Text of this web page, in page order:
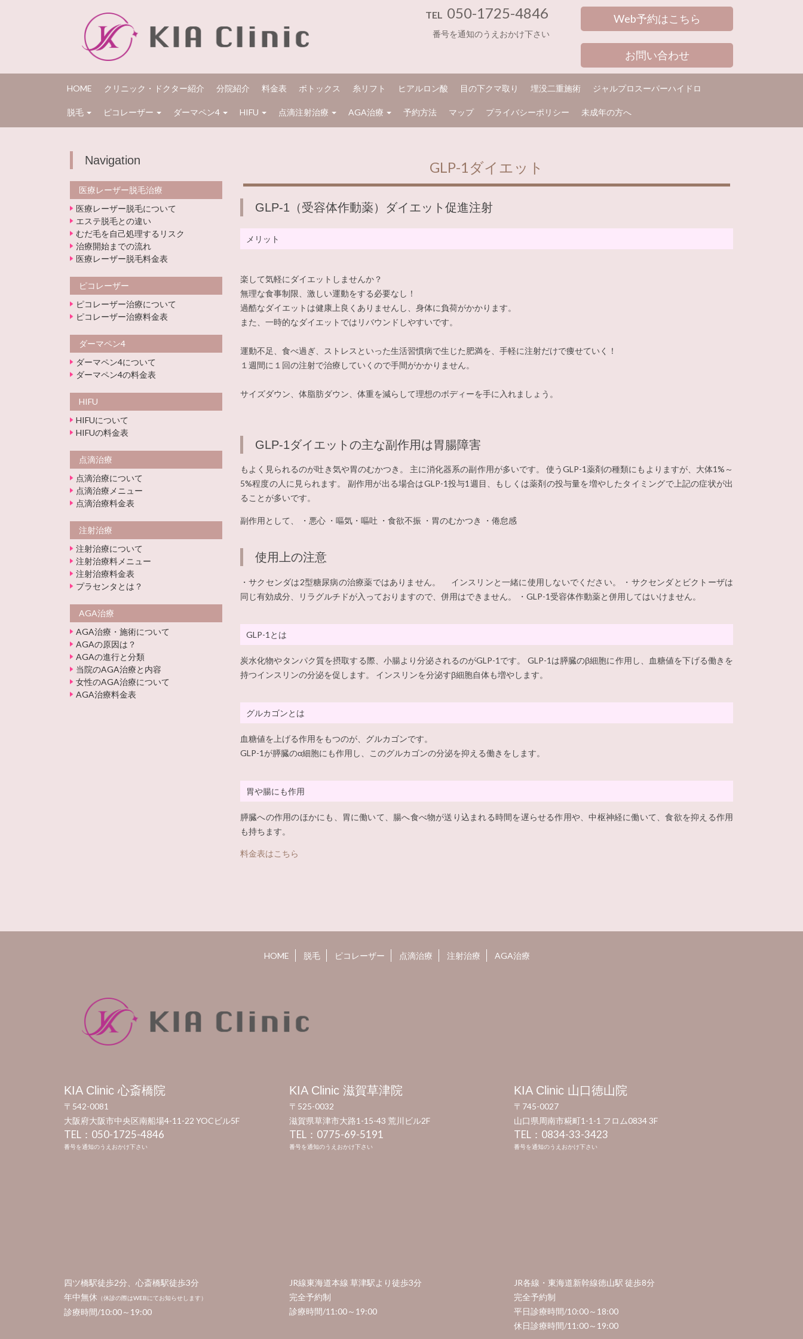
TEL 050-1725-4846
番号を通知のうえおかけ下さい
Web予約はこちら
お問い合わせ
HOME クリニック・ドクター紹介 分院紹介 料金表 ボトックス 糸リフト ヒアルロン酸 目の下クマ取り 埋没二重施術 ジャルプロスーパーハイドロ
脱毛 ピコレーザー ダーマペン4 HIFU 点滴注射治療 AGA治療 予約方法 マップ プライバシーポリシー 未成年の方へ
Navigation
医療レーザー脱毛治療
医療レーザー脱毛について
エステ脱毛との違い
むだ毛を自己処理するリスク
治療開始までの流れ
医療レーザー脱毛料金表
ピコレーザー
ピコレーザー治療について
ピコレーザー治療料金表
ダーマペン4
ダーマペン4について
ダーマペン4の料金表
HIFU
HIFUについて
HIFUの料金表
点滴治療
点滴治療について
点滴治療メニュー
点滴治療料金表
注射治療
注射治療について
注射治療料メニュー
注射治療料金表
プラセンタとは？
AGA治療
AGA治療・施術について
AGAの原因は？
AGAの進行と分類
当院のAGA治療と内容
女性のAGA治療について
AGA治療料金表
GLP-1ダイエット
GLP-1（受容体作動薬）ダイエット促進注射
メリット
楽して気軽にダイエットしませんか？
無理な食事制限、激しい運動をする必要なし！
過酷なダイエットは健康上良くありませんし、身体に負荷がかかります。
また、一時的なダイエットではリバウンドしやすいです。
運動不足、食べ過ぎ、ストレスといった生活習慣病で生じた肥満を、手軽に注射だけで痩せていく！
１週間に１回の注射で治療していくので手間がかかりません。
サイズダウン、体脂肪ダウン、体重を減らして理想のボディーを手に入れましょう。
GLP-1ダイエットの主な副作用は胃腸障害
もよく見られるのが吐き気や胃のむかつき。 主に消化器系の副作用が多いです。 使うGLP-1薬剤の種類にもよりますが、大体1%～
5%程度の人に見られます。 副作用が出る場合はGLP-1投与1週目、もしくは薬剤の投与量を増やしたタイミングで上記の症状が出
ることが多いです。
副作用として、 ・悪心 ・嘔気・嘔吐 ・食欲不振 ・胃のむかつき ・倦怠感
使用上の注意
・サクセンダは2型糖尿病の治療薬ではありません。 インスリンと一緒に使用しないでください。 ・サクセンダとビクトーザは
同じ有効成分、リラグルチドが入っておりますので、併用はできません。 ・GLP-1受容体作動薬と併用してはいけません。
GLP-1とは
炭水化物やタンパク質を摂取する際、小腸より分泌されるのがGLP-1です。 GLP-1は膵臓のβ細胞に作用し、血糖値を下げる働きを
持つインスリンの分泌を促します。 インスリンを分泌すβ細胞自体も増やします。
グルカゴンとは
血糖値を上げる作用をもつのが、グルカゴンです。
GLP-1が膵臓のα細胞にも作用し、このグルカゴンの分泌を抑える働きをします。
胃や腸にも作用
膵臓への作用のほかにも、胃に働いて、腸へ食べ物が送り込まれる時間を遅らせる作用や、中枢神経に働いて、食欲を抑える作用
も持ちます。
料金表はこちら
HOME 脱毛 ピコレーザー 点滴治療 注射治療 AGA治療
KIA Clinic 心斎橋院
〒542-0081
大阪府大阪市中央区南船場4-11-22 YOCビル5F
TEL：050-1725-4846
番号を通知のうえおかけ下さい
四ツ橋駅徒歩2分、心斎橋駅徒歩3分
年中無休 （休診の際はWEBにてお知らせします）
診療時間/10:00～19:00
KIA Clinic 滋賀草津院
〒525-0032
滋賀県草津市大路1-15-43 荒川ビル2F​
TEL：0775-69-5191​
番号を通知のうえおかけ下さい
JR線東海道本線 草津駅より徒歩3分​
完全予約制
診療時間/11:00～19:00
KIA Clinic 山口徳山院
〒745-0027
山口県周南市糀町1-1-1 フロム0834 3F
TEL：0834-33-3423​
番号を通知のうえおかけ下さい
JR各線・東海道新幹線徳山駅 徒歩8分
完全予約制
平日診療時間/10:00～18:00
休日診療時間/11:00～19:00